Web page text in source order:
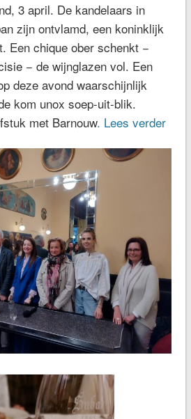
3 april. De kandelaars in
zijn ontvlamd, een koninklijk
Een chique ober schenkt −
− de wijnglazen vol. Een
deze avond waarschijnlijk
kom unox soep-uit-blik.
met Barnouw. Lees verder